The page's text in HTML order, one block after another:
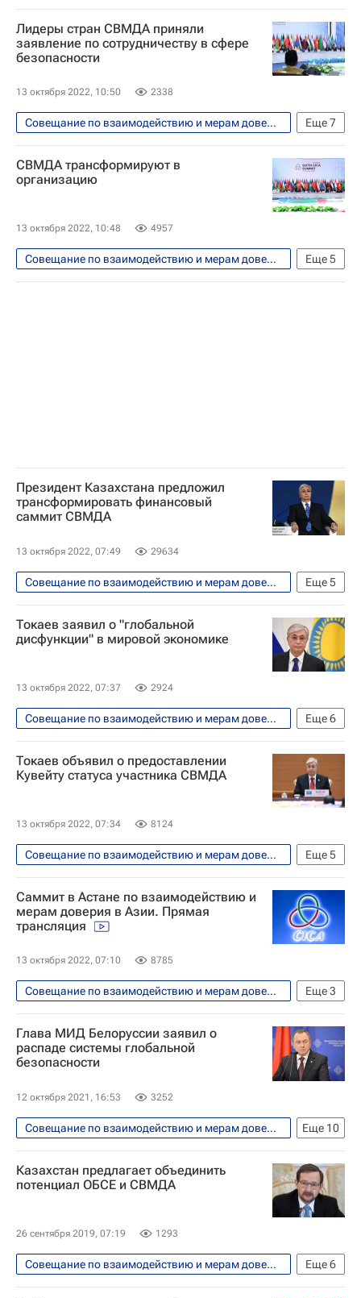
Фото Астана
Политика
Владимир Путин
Касым-Жомарт Токаев
Ван Цишань
Александр Лукашенко
Лидеры стран СВМДА приняли
заявление по сотрудничеству в сфере
безопасности
13 октября 2022, 10:50 2338
Еще7
Совещание по взаимодействию и мерам доверия в Азии (СВМДА)
В мире
Технологии
Касым-Жомарт Токаев
СВМДА трансформируют в
организацию
13 октября 2022, 10:48 4957
Еще5
Совещание по взаимодействию и мерам доверия в Азии (СВМДА)
В мире
Касым-Жомарт Токаев
Президент Казахстана предложил
трансформировать финансовый
саммит СВМДА
13 октября 2022, 07:49 29634
Еще5
Совещание по взаимодействию и мерам доверия в Азии (СВМДА)
Касым-Жомарт Токаев
Астана
Казахстан
В мире Экономика
Токаев заявил о "глобальной
дисфункции" в мировой экономике
13 октября 2022, 07:37 2924
Еще6
Совещание по взаимодействию и мерам доверия в Азии (СВМДА)
Астана
В мире
Касым-Жомарт Токаев
Экономика
Токаев объявил о предоставлении
Кувейту статуса участника СВМДА
13 октября 2022, 07:34 8124
Еще5
Совещание по взаимодействию и мерам доверия в Азии (СВМДА)
В мире
Касым-Жомарт Токаев
Кувейт
Казахстан Азия
Саммит в Астане по взаимодействию и
мерам доверия в Азии. Прямая
трансляция
13 октября 2022, 07:10 8785
Еще3
Совещание по взаимодействию и мерам доверия в Азии (СВМДА)
Астана
В мире Казахстан
Глава МИД Белоруссии заявил о
распаде системы глобальной
безопасности
12 октября 2021, 16:53 3252
Еще 10
Совещание по взаимодействию и мерам доверия в Азии (СВМДА)
В мире
Азия
Белоруссия
МИД Белоруссии
ШОС
ОДКБ
Евразийский экономический союз
Нур-Султан
Парламентское Собрание Союза Беларуси и России
Казахстан предлагает объединить
потенциал ОБСЕ и СВМДА
26 сентября 2019, 07:19 1293
Еще6
Совещание по взаимодействию и мерам доверия в Азии (СВМДА)
В мире
Безопасность
Казахстан